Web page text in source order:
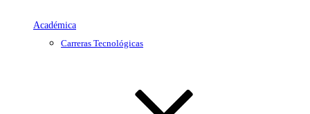
Académica
Carreras Tecnológicas